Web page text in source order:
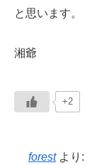
と思います。
湘爺
+2
forest より: